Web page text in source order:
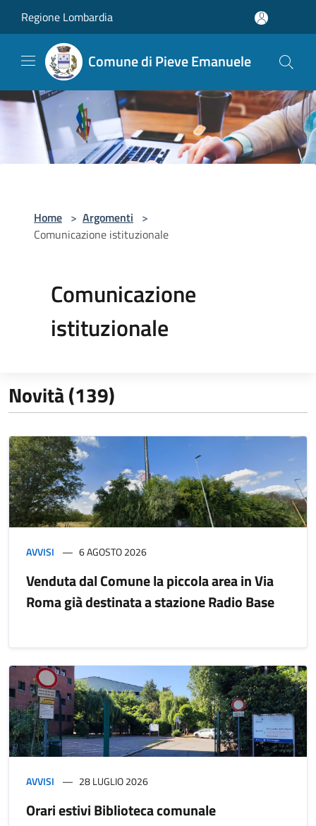
Regione Lombardia
Comune di Pieve Emanuele
Home > Argomenti >
Comunicazione istituzionale
Comunicazione
istituzionale
Novità (139)
AVVISI 6 AGOSTO 2026
Venduta dal Comune la piccola area in Via
Roma già destinata a stazione Radio Base
AVVISI 28 LUGLIO 2026
Orari estivi Biblioteca comunale